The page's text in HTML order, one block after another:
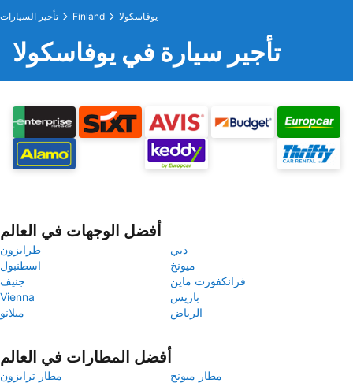
تأجير السيارات Finland يوفاسكولا
تأجير سيارة في يوفاسكولا
أفضل الوجهات في العالم
طرابزون
دبي
اسطنبول
ميونخ
جنيف
فرانكفورت ماين
Vienna
باريس
ميلانو
الرياض
أفضل المطارات في العالم
مطار ترابزون
مطار ميونخ